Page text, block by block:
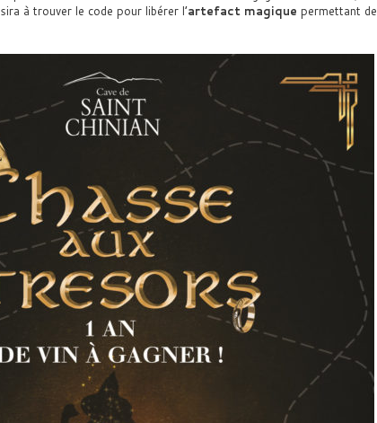
à trouver le code pour libérer l’artefact magique permettant de